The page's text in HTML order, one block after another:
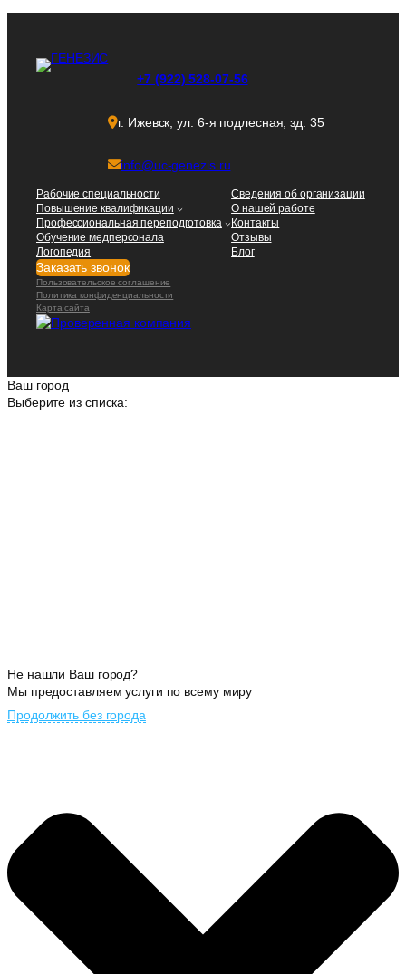
+7 (922) 528-07-56
г. Ижевск, ул. 6-я подлесная, зд. 35
info@uc-genezis.ru
Рабочие специальности
Повышение квалификации
Профессиональная переподготовка
Обучение медперсонала
Логопедия
Сведения об организации
О нашей работе
Контакты
Отзывы
Блог
Заказать звонок
Пользовательское соглашение
Политика конфиденциальности
Карта сайта
Ваш город
Выберите из списка:
Не нашли Ваш город?
Мы предоставляем услуги по всему миру
Продолжить без города